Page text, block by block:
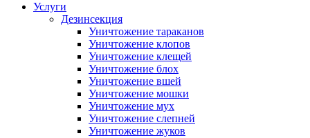
Услуги
Дезинсекция
Уничтожение тараканов
Уничтожение клопов
Уничтожение клещей
Уничтожение блох
Уничтожение вшей
Уничтожение мошки
Уничтожение мух
Уничтожение слепней
Уничтожение жуков